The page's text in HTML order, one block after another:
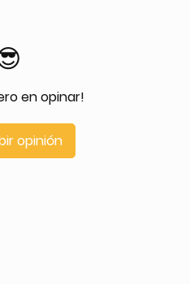
en opinar!
opinión